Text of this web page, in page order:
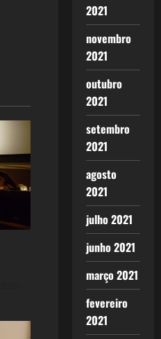
2021
novembro
2021
outubro
2021
setembro
2021
agosto
2021
julho 2021
junho 2021
março 2021
fevereiro
2021